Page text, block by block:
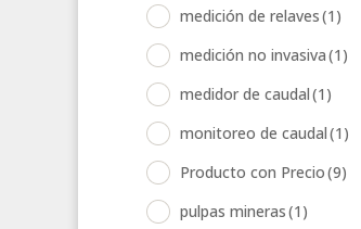
medición de relaves(1)
medición no invasiva(1)
medidor de caudal(1)
monitoreo de caudal(1)
Producto con Precio(9)
pulpas mineras(1)